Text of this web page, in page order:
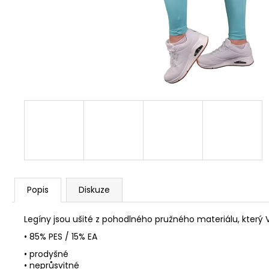
Popis Diskuze
Legíny jsou ušité z pohodlného pružného materiálu,
• 85% PES / 15% EA
• prodyšné
• neprůsvitné